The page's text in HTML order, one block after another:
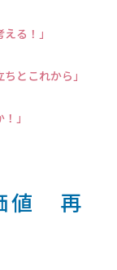
る！」
とこれから」
」
値 再